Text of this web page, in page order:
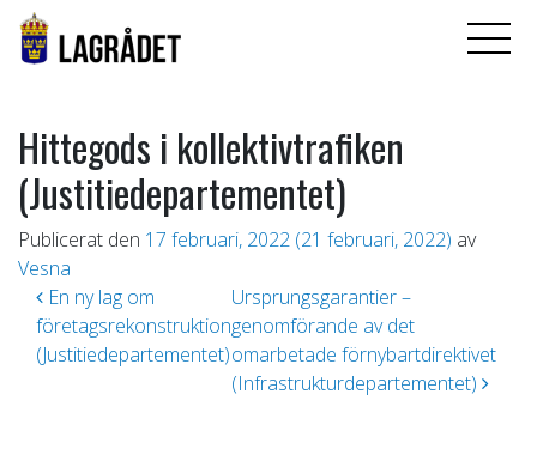
Hittegods i kollektivtrafiken
(Justitiedepartementet)
Publicerat den 17 februari, 2022 (21 februari, 2022) av
Vesna
Inläggsnavigering
En ny lag om
företagsrekonstruktion
(Justitiedepartementet)
Ursprungsgarantier –
genomförande av det
omarbetade förnybartdirektivet
(Infrastrukturdepartementet)